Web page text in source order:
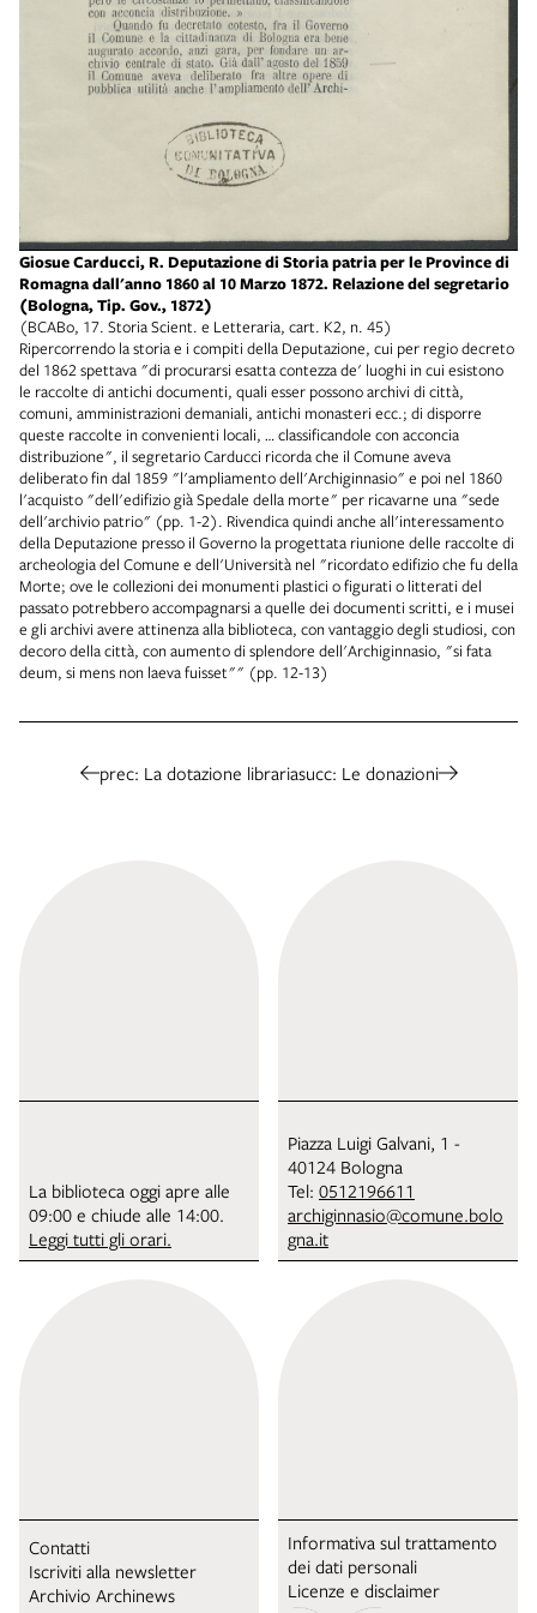
Giosue Carducci, R. Deputazione di Storia patria per le Province di
Romagna dall'anno 1860 al 10 Marzo 1872. Relazione del segretario
(Bologna, Tip. Gov., 1872)
(BCABo, 17. Storia Scient. e Letteraria, cart. K2, n. 45)
Ripercorrendo la storia e i compiti della Deputazione, cui per regio decreto
del 1862 spettava "di procurarsi esatta contezza de' luoghi in cui esistono
le raccolte di antichi documenti, quali esser possono archivi di città,
comuni, amministrazioni demaniali, antichi monasteri ecc.; di disporre
queste raccolte in convenienti locali, … classificandole con acconcia
distribuzione", il segretario Carducci ricorda che il Comune aveva
deliberato fin dal 1859 "l'ampliamento dell'Archiginnasio" e poi nel 1860
l'acquisto "dell'edifizio già Spedale della morte" per ricavarne una "sede
dell'archivio patrio" (pp. 1-2). Rivendica quindi anche all'interessamento
della Deputazione presso il Governo la progettata riunione delle raccolte di
archeologia del Comune e dell'Università nel "ricordato edifizio che fu della
Morte; ove le collezioni dei monumenti plastici o figurati o litterati del
passato potrebbero accompagnarsi a quelle dei documenti scritti, e i musei
e gli archivi avere attinenza alla biblioteca, con vantaggio degli studiosi, con
decoro della città, con aumento di splendore dell'Archiginnasio, "si fata
deum, si mens non laeva fuisset"" (pp. 12-13)
prec: La dotazione librariasucc: Le donazioni
La biblioteca oggi apre alle
09:00 e chiude alle 14:00.
Leggi tutti gli orari.
Piazza Luigi Galvani, 1 -
40124 Bologna
Tel: 0512196611
archiginnasio@comune.bolo
gna.it
Contatti
Iscriviti alla newsletter
Archivio Archinews
Informativa sul trattamento
dei dati personali
Licenze e disclaimer